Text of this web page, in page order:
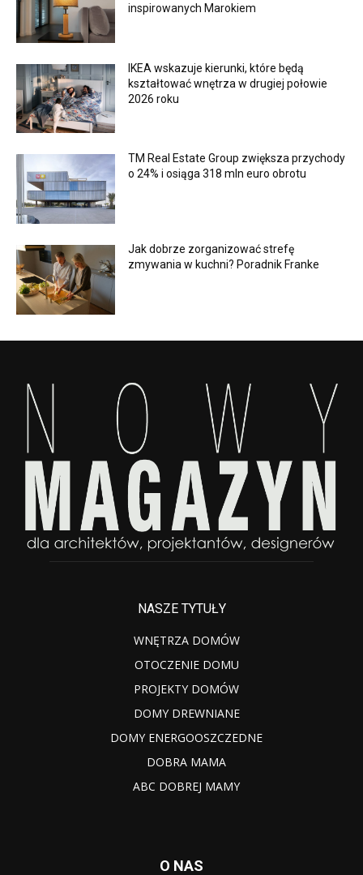
inspirowanych Marokiem
IKEA wskazuje kierunki, które będą
kształtować wnętrza w drugiej połowie
2026 roku
TM Real Estate Group zwiększa przychody
o 24% i osiąga 318 mln euro obrotu
Jak dobrze zorganizować strefę
zmywania w kuchni? Poradnik Franke
NASZE TYTUŁY
WNĘTRZA DOMÓW
OTOCZENIE DOMU
PROJEKTY DOMÓW
DOMY DREWNIANE
DOMY ENERGOOSZCZEDNE
DOBRA MAMA
ABC DOBREJ MAMY
O NAS